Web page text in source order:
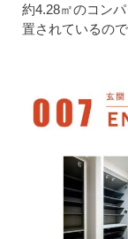
約4.28㎡のコン
置されているの